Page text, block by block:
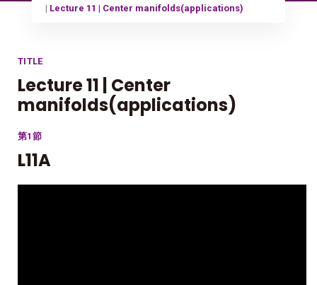
Lecture 11 | Center manifolds(applications)
TITLE
Lecture 11 | Center
manifolds(applications)
第1節
L11A